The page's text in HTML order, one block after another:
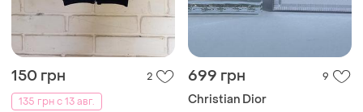
150 грн
2
135 грн с 13 авг.
699 грн 9
Christian Dior